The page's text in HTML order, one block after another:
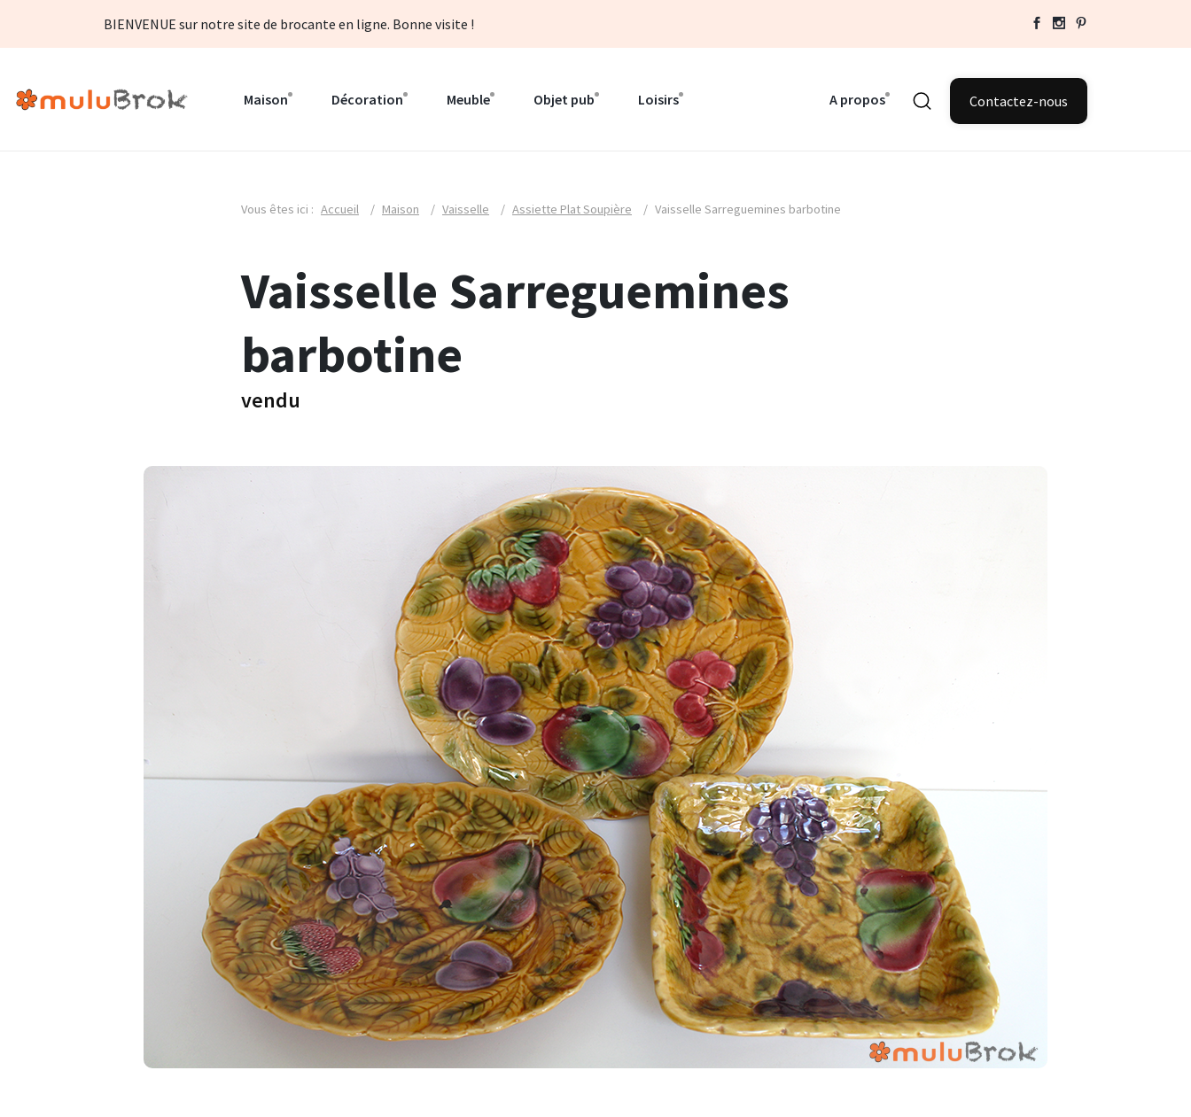
BIENVENUE sur notre site de brocante en ligne. Bonne visite !
Maison Décoration Meuble Objet pub Loisirs A propos Contactez-nous
Vous êtes ici : Accueil / Maison / Vaisselle / Assiette Plat Soupière / Vaisselle Sarreguemines barbotine
Vaisselle Sarreguemines
barbotine
vendu